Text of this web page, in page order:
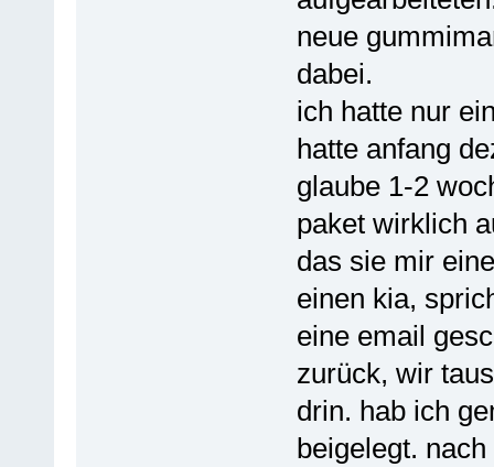
neue
dabei.
ich hatte nur
hatte anfang
glaube 1-2
paket wirklich
das sie mir
einen kia,
eine email
zurück, wir
drin. hab ich
beigelegt.